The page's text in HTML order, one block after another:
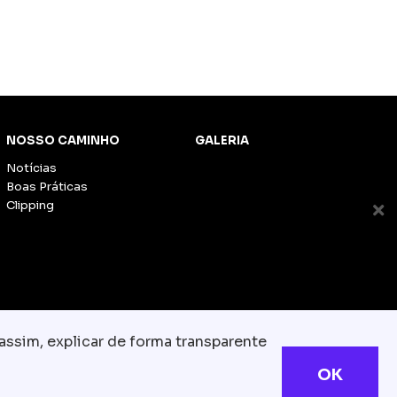
NOSSO CAMINHO
Notícias
Boas Práticas
Clipping
GALERIA
explicar de forma transparente
OK